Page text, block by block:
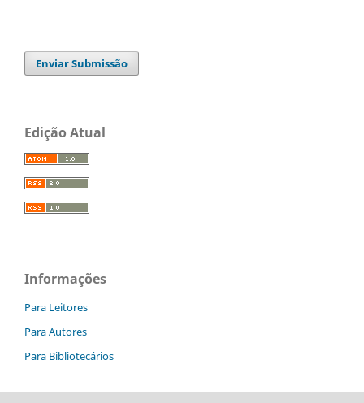
Enviar Submissão
Edição Atual
Informações
Para Leitores
Para Autores
Para Bibliotecários